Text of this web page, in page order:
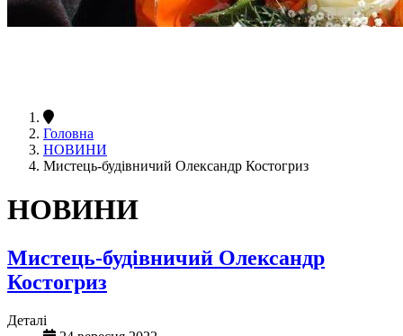
Головна
НОВИНИ
Мистець-будівничий Олександр Костогриз
НОВИНИ
Мистець-будівничий Олександр
Костогриз
Деталі